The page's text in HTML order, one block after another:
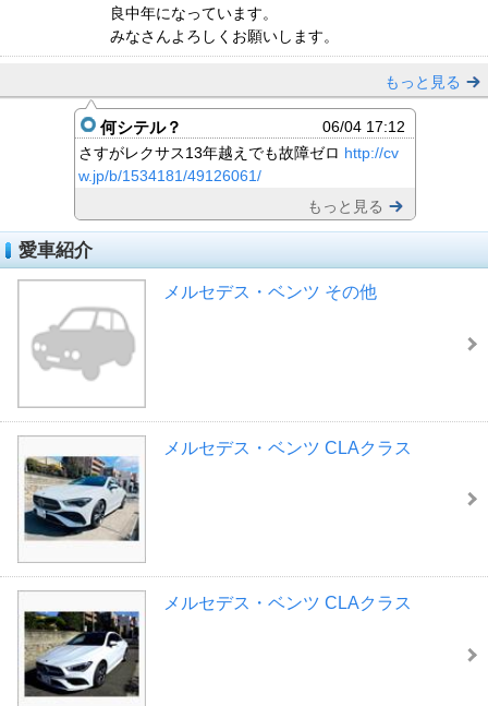
良中年になっています。
みなさんよろしくお願いします。
もっと見る
何シテル？
06/04 17:12
さすがレクサス13年越えでも故障ゼロ http://cv
w.jp/b/1534181/49126061/
もっと見る
愛車紹介
メルセデス・ベンツ その他
メルセデス・ベンツ CLAクラス
メルセデス・ベンツ CLAクラス